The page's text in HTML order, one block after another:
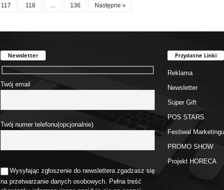
117 118 136 Następne »
Newsletter
Twój email
Twój numer telefonu(opcjonalnie)
Wysyłając zgłoszenie do newslettera zgadzasz się
na przetwarzanie danych osobowych. Pełna treść
Przydatne Linki
Reklama
Newsletter
Super Gift
POS STARS
Festiwal Marketingu
PROMO SHOW
Projekt HORECA